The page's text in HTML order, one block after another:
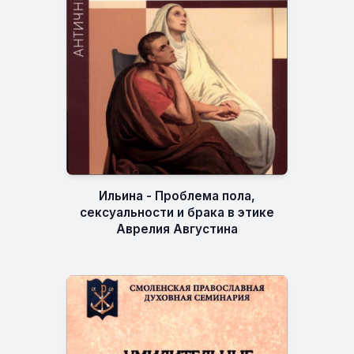
Ильина - Проблема пола,
сексуальности и брака в этике
Аврелия Августина